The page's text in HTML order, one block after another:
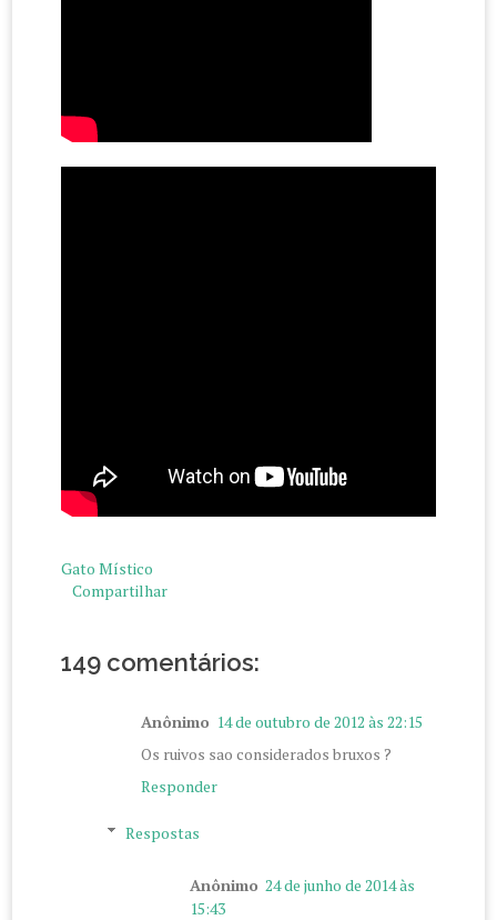
Gato Místico
Compartilhar
149 comentários:
Anônimo 14 de outubro de 2012 às 22:15
Os ruivos sao considerados bruxos ?
Responder
Respostas
Anônimo 24 de junho de 2014 às
15:43